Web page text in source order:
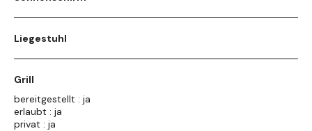
Liegestuhl
Grill
bereitgestellt : ja
erlaubt : ja
privat : ja